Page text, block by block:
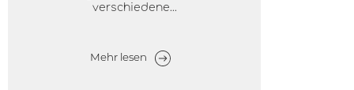
verschiedene...
Mehr lesen